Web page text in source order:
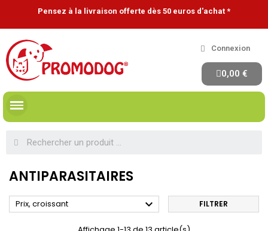
Pensez à la livraison offerte dès 50 euros d'achat *
Connexion
0,00 €
ANTIPARASITAIRES
Prix, croissant  FILTRER